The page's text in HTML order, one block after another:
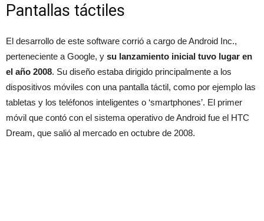
Pantallas táctiles
El desarrollo de este software corrió a cargo de Android Inc.,
perteneciente a Google, y su lanzamiento inicial tuvo lugar en
el año 2008. Su diseño estaba dirigido principalmente a los
dispositivos móviles con una pantalla táctil, como por ejemplo las
tabletas y los teléfonos inteligentes o ‘smartphones’. El primer
móvil que contó con el sistema operativo de Android fue el HTC
Dream, que salió al mercado en octubre de 2008.